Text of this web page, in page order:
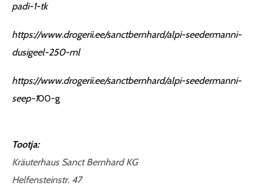
padi-1-tk
https://www.drogerii.ee/sanctbernhard/alpi-seedermanni-
dusigeel-250-ml
https://www.drogerii.ee/sanctbernhard/alpi-seedermanni-
seep-100-g
Tootja:
Kräuterhaus Sanct Bernhard KG
Helfensteinstr. 47